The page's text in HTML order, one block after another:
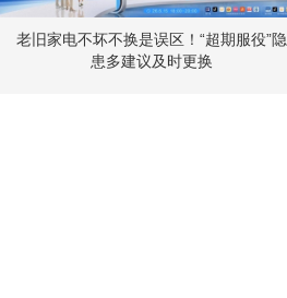
老旧家电不坏不换是误区！“超期服役”隐
患多建议及时更换